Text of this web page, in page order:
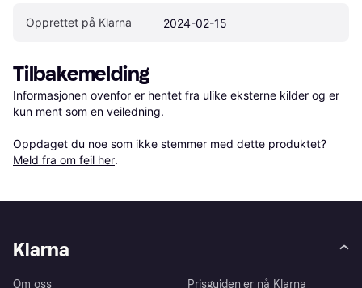
Opprettet på Klarna 2024-02-15
Tilbakemelding
Informasjonen ovenfor er hentet fra ulike eksterne kilder og er
kun ment som en veiledning.
Oppdaget du noe som ikke stemmer med dette produktet?
Meld fra om feil her.
Klarna
Om oss
Prisguiden er nå Klarna